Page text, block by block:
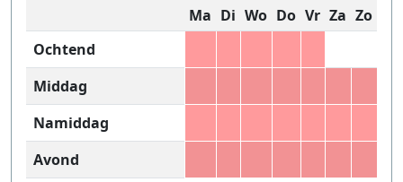
Ma Di Wo Do Vr Za Zo
Ochtend
Middag
Namiddag
Avond